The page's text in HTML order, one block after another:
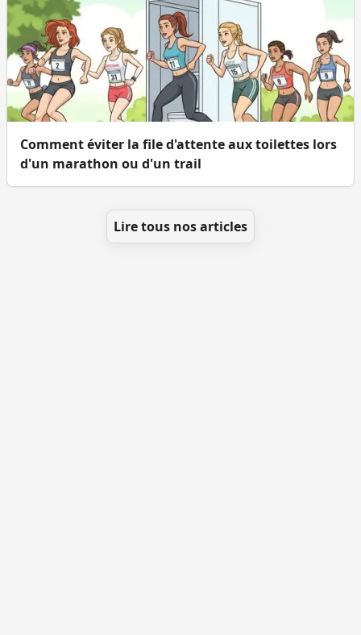
Comment éviter la file d'attente aux toilettes lors
d'un marathon ou d'un trail
Lire tous nos articles